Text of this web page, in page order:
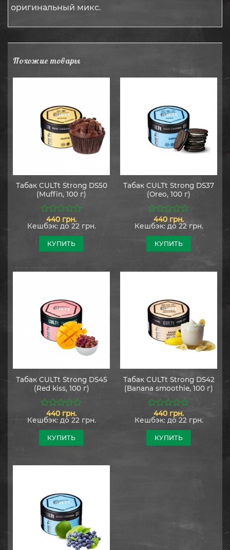
оригинальный микс.
Похожие товары
Табак CULTt Strong DS50
(Muffin, 100 г)
из
5
440 грн.
Кешбэк:до 22 грн.
КУПИТЬ
Табак CULTt Strong DS37
(Oreo, 100 г)
из
5
440 грн.
Кешбэк:до 22 грн.
КУПИТЬ
Табак CULTt Strong DS45
(Red kiss, 100 г)
из
5
440 грн.
Кешбэк:до 22 грн.
КУПИТЬ
Табак CULTt Strong DS42
(Banana smoothie, 100 г)
из
5
440 грн.
Кешбэк:до 22 грн.
КУПИТЬ